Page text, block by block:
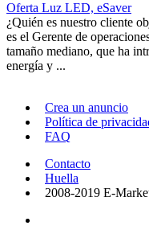
Oferta Luz LED, eSaver
¿Quién es nuestro cliente
es el Gerente de
tamaño mediano, que ha
energía y ...
Crea un anuncio
Política de
FAQ
Contacto
Huella
2008-2019 E-